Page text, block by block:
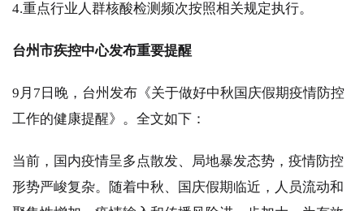
4.重点行业人群核酸检测频次按照相关规定执行。
台州市疾控中心发布重要提醒
9月7日晚，台州发布《关于做好中秋国庆假期疫情防控
工作的健康提醒》。全文如下：
当前，国内疫情呈多点散发、局地暴发态势，疫情防控
形势严峻复杂。随着中秋、国庆假期临近，人员流动和